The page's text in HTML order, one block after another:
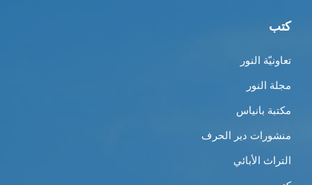
كتب
تعاونيّة النور
مجلة النور
مكتبة بانياس
منشورات دير الحرف
التراث الأبائي